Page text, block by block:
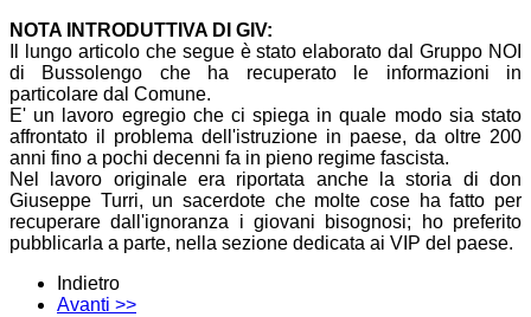
NOTA INTRODUTTIVA DI GIV:
Il lungo articolo che segue è stato elaborato dal Gruppo NOI
di Bussolengo che ha recuperato le informazioni in
particolare dal Comune.
E' un lavoro egregio che ci spiega in quale modo sia stato
affrontato il problema dell'istruzione in paese, da oltre 200
anni fino a pochi decenni fa in pieno regime fascista.
Nel lavoro originale era riportata anche la storia di don
Giuseppe Turri, un sacerdote che molte cose ha fatto per
recuperare dall'ignoranza i giovani bisognosi; ho preferito
pubblicarla a parte, nella sezione dedicata ai VIP del paese.
Indietro
Avanti >>